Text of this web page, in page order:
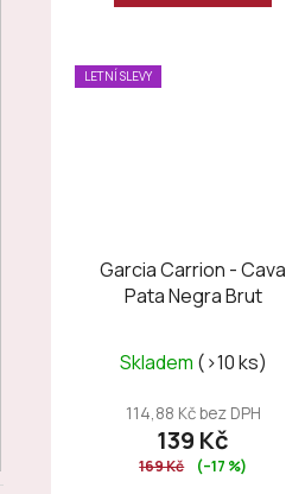
LETNÍ SLEVY
Garcia Carrion - Cava
Pata Negra Brut
Skladem (>10 ks)
114,88 Kč bez DPH
139 Kč
169 Kč (–17 %)